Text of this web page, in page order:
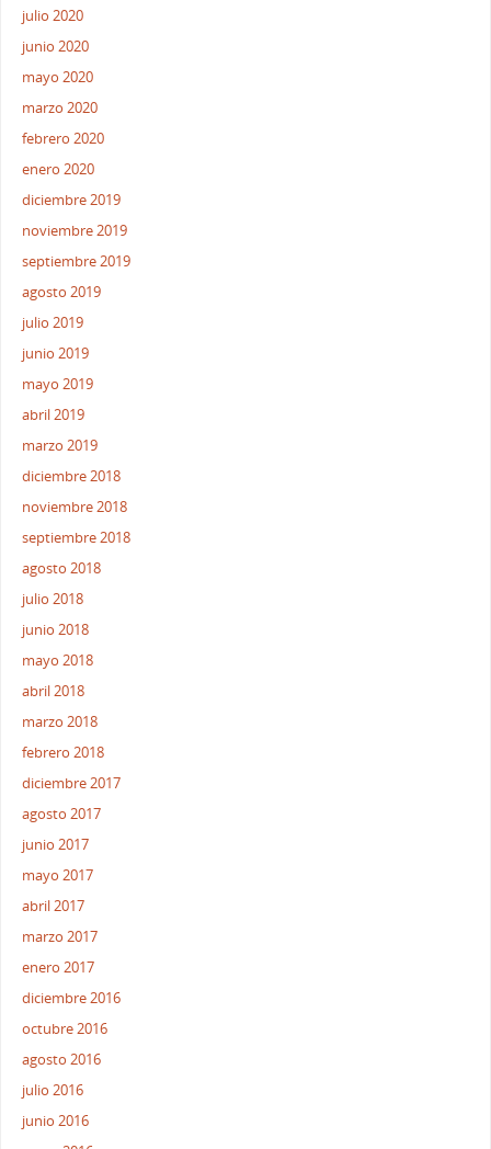
julio 2020
junio 2020
mayo 2020
marzo 2020
febrero 2020
enero 2020
diciembre 2019
noviembre 2019
septiembre 2019
agosto 2019
julio 2019
junio 2019
mayo 2019
abril 2019
marzo 2019
diciembre 2018
noviembre 2018
septiembre 2018
agosto 2018
julio 2018
junio 2018
mayo 2018
abril 2018
marzo 2018
febrero 2018
diciembre 2017
agosto 2017
junio 2017
mayo 2017
abril 2017
marzo 2017
enero 2017
diciembre 2016
octubre 2016
agosto 2016
julio 2016
junio 2016